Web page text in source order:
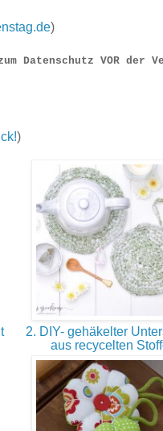
)
Datenschutz VOR der
)
2. DIY- gehäkelter
aus recycelten